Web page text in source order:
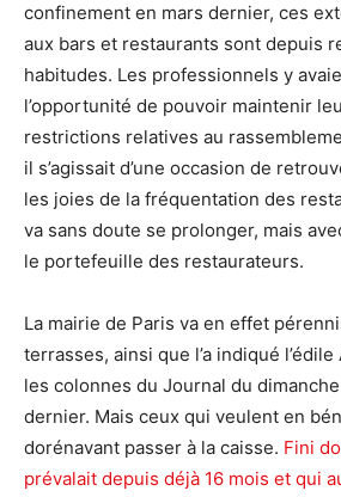
confinement en mars dernier, ces
aux bars et restaurants sont depuis
habitudes. Les professionnels y
l’opportunité de pouvoir maintenir
restrictions relatives au
il s’agissait d’une occasion de
les joies de la fréquentation des
va sans doute se prolonger, mais
le portefeuille des restaurateurs.
La mairie de Paris va en effet
terrasses, ainsi que l’a indiqué
les colonnes du Journal du
dernier. Mais ceux qui veulent en
dorénavant passer à la caisse. Fini
prévalait depuis déjà 16 mois et qui